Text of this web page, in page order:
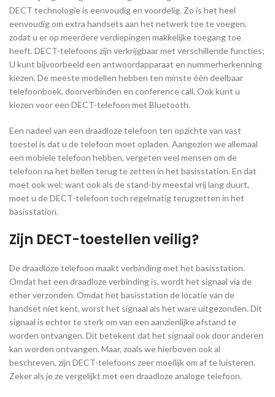
DECT technologie is eenvoudig en voordelig. Zo is het heel
eenvoudig om extra handsets aan het netwerk toe te voegen,
zodat u er op meerdere verdiepingen makkelijke toegang toe
heeft. DECT-telefoons zijn verkrijgbaar met verschillende functies;
U kunt bijvoorbeeld een antwoordapparaat en nummerherkenning
kiezen. De meeste modellen hebben ten minste één deelbaar
telefoonboek, doorverbinden en conference call. Ook kunt u
kiezen voor een DECT-telefoon met Bluetooth.
Een nadeel van een draadloze telefoon ten opzichte van vast
toestel is dat u de telefoon moet opladen. Aangezien we allemaal
een mobiele telefoon hebben, vergeten veel mensen om de
telefoon na het bellen terug te zetten in het basisstation. En dat
moet ook wel: want ook als de stand-by meestal vrij lang duurt,
moet u de DECT-telefoon toch regelmatig terugzetten in het
basisstation.
Zijn DECT-toestellen veilig?
De draadloze telefoon maakt verbinding met het basisstation.
Omdat het een draadloze verbinding is, wordt het signaal via de
ether verzonden. Omdat het basisstation de locatie van de
handset niet kent, worst het signaal als het ware uitgezonden. Dit
signaal is echter te sterk om van een aanzienlijke afstand te
worden ontvangen. Dit betekent dat het signaal ook door anderen
kan worden ontvangen. Maar, zoals we hierboven ook al
beschreven, zijn DECT-telefoons zeer moeilijk om af te luisteren.
Zeker als je ze vergelijkt met een draadloze analoge telefoon.